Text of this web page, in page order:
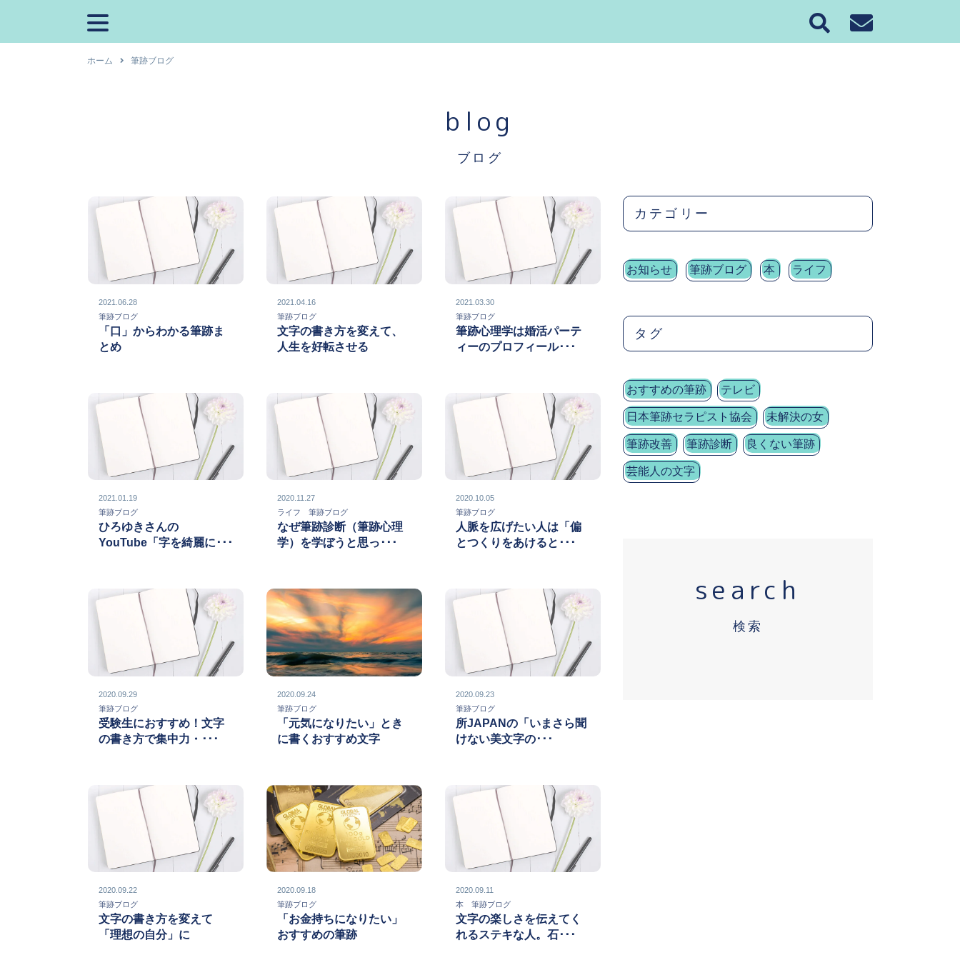
ホーム 筆跡ブログ
blog
ブログ
2021.06.28
筆跡ブログ
「口」からわかる筆跡ま
とめ
2021.04.16
筆跡ブログ
文字の書き方を変えて、
人生を好転させる
2021.03.30
筆跡ブログ
筆跡心理学は婚活パーテ
ィーのプロフィール･･･
2021.01.19
筆跡ブログ
ひろゆきさんの
YouTube「字を綺麗に･･･
2020.11.27
ライフ 筆跡ブログ
なぜ筆跡診断（筆跡心理
学）を学ぼうと思っ･･･
2020.10.05
筆跡ブログ
人脈を広げたい人は「偏
とつくりをあけると･･･
2020.09.29
筆跡ブログ
受験生におすすめ！文字
の書き方で集中力・･･･
2020.09.24
筆跡ブログ
「元気になりたい」とき
に書くおすすめ文字
2020.09.23
筆跡ブログ
所JAPANの「いまさら聞
けない美文字の･･･
2020.09.22
筆跡ブログ
文字の書き方を変えて
「理想の自分」に
2020.09.18
筆跡ブログ
「お金持ちになりたい」
おすすめの筆跡
2020.09.11
本 筆跡ブログ
文字の楽しさを伝えてく
れるステキな人。石･･･
カテゴリー
お知らせ 筆跡ブログ 本 ライフ
タグ
おすすめの筆跡 テレビ
日本筆跡セラピスト協会 未解決の女
筆跡改善 筆跡診断 良くない筆跡
芸能人の文字
search
検索